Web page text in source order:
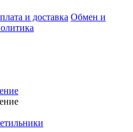
и доставка Обмен и